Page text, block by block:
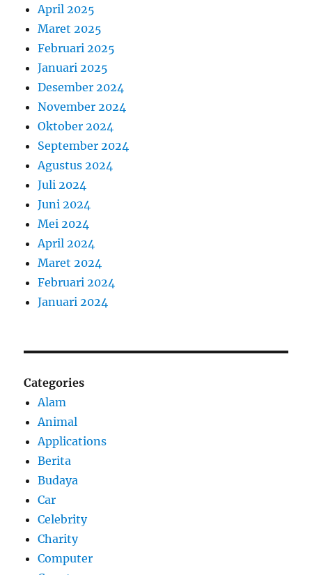
April 2025
Maret 2025
Februari 2025
Januari 2025
Desember 2024
November 2024
Oktober 2024
September 2024
Agustus 2024
Juli 2024
Juni 2024
Mei 2024
April 2024
Maret 2024
Februari 2024
Januari 2024
Categories
Alam
Animal
Applications
Berita
Budaya
Car
Celebrity
Charity
Computer